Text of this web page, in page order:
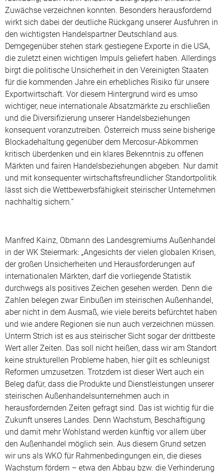
Zuwächse verzeichnen konnten. Besonders herausfordernd
wirkt sich dabei der deutliche Rückgang unserer Ausfuhren in
den wichtigsten Handelspartner Deutschland aus.
Demgegenüber stehen stark gestiegene Exporte in die USA,
die zuletzt einen wichtigen Impuls geliefert haben. Allerdings
birgt die politische Unsicherheit in den Vereinigten Staaten
für die kommenden Jahre ein erhebliches Risiko für unsere
Exportwirtschaft. Vor diesem Hintergrund wird es umso
wichtiger, neue internationale Absatzmärkte zu erschließen
und die Diversifizierung unserer Handelsbeziehungen
konsequent voranzutreiben. Österreich muss seine bisherige
Blockadehaltung gegenüber dem Mercosur-Abkommen
kritisch überdenken und ein klares Bekenntnis zu offenen
Märkten und fairen Handelsbeziehungen abgeben. Nur damit
und mit konsequenter wirtschaftsfreundlicher Standortpolitik
lässt sich die Wettbewerbsfähigkeit steirischer Unternehmen
nachhaltig sichern.“
Manfred Kainz, Obmann des Landesgremiums Außenhandel
in der WK Steiermark: „Angesichts der vielen globalen Krisen,
der großen Unsicherheiten und Herausforderungen auf
internationalen Märkten, darf die vorliegende Statistik
durchwegs als positives Zeichen gesehen werden. Denn die
Zahlen belegen zwar Einbußen im steirischen Außenhandel,
aber nicht in dem Ausmaß, wie viele bereits befürchtet haben
und wie andere Regionen sie nun auch verzeichnen müssen.
Unterm Strich ist es aus steirischer Sicht sogar der drittbeste
Wert aller Zeiten. Das soll nicht heißen, dass wir am Standort
keine strukturellen Probleme haben, hier gilt es schleunigst
Reformen umzusetzen. Trotzdem ist dieser Wert auch ein
Beleg dafür, dass die Produkte und Dienstleistungen unserer
steirischen Außenhandelsunternehmen auch in
herausfordernden Zeiten gefragt sind. Das ist wichtig für die
Zukunft unseres Landes. Denn Wachstum, Beschäftigung
und damit mehr Wohlstand werden künftig vor allem über
den Außenhandel möglich sein. Aus diesem Grund setzen
wir uns als WKO für Rahmenbedingungen ein, die dieses
Wachstum fördern – etwa den Abbau bzw. die Verhinderung